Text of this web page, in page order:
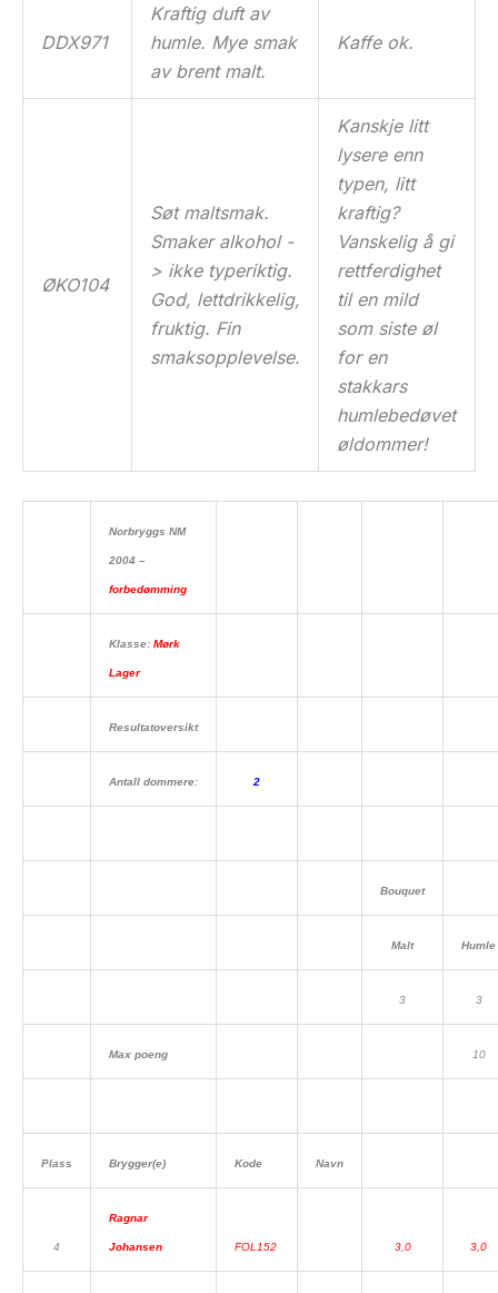
DDX971
Kraftig duft av
humle. Mye smak
av brent malt.
Kaffe ok.
ØKO104
Søt maltsmak.
Smaker alkohol -
> ikke typeriktig.
God, lettdrikkelig,
fruktig. Fin
smaksopplevelse.
Kanskje litt
lysere enn
typen, litt
kraftig?
Vanskelig å gi
rettferdighet
til en mild
som siste øl
for en
stakkars
humlebedøvet
øldommer!
Norbryggs NM
2004 –
forbedømming
Klasse: Mørk
Lager
Resultatoversikt
Antall dommere: 2
Bouquet
Malt Humle
3 3
Max poeng 10
Plass Brygger(e) Kode Navn
4
Ragnar
Johansen FOL152 3,0 3,0